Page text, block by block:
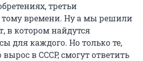
третьи
тому времени. Ну а мы решили
в котором найдутся
для каждого. Но только те,
вырос в СССР, смогут ответить